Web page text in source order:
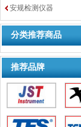
安规检测仪器
分类推荐商品
推荐品牌